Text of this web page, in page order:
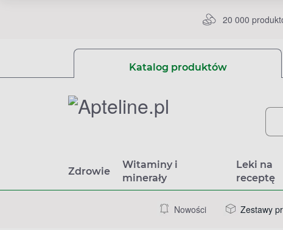
20 000
Katalog produktów
Zdrowie
Witaminy i
minerały
Leki na
receptę
Nowości Zestawy